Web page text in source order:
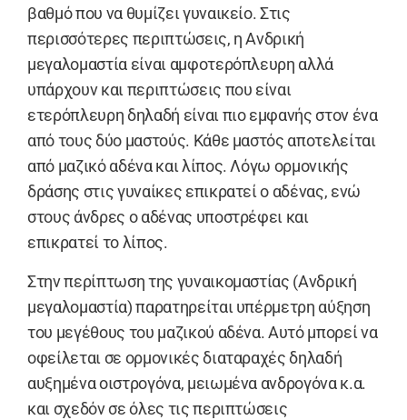
βαθμό που να θυμίζει γυναικείο. Στις
περισσότερες περιπτώσεις, η Aνδρική
μεγαλομαστία είναι αμφοτερόπλευρη αλλά
υπάρχουν και περιπτώσεις που είναι
ετερόπλευρη δηλαδή είναι πιο εμφανής στον ένα
από τους δύο μαστούς. Κάθε μαστός αποτελείται
από μαζικό αδένα και λίπος. Λόγω ορμονικής
δράσης στις γυναίκες επικρατεί ο αδένας, ενώ
στους άνδρες ο αδένας υποστρέφει και
επικρατεί το λίπος.
Στην περίπτωση της γυναικομαστίας (Aνδρική
μεγαλομαστία) παρατηρείται υπέρμετρη αύξηση
του μεγέθους του μαζικού αδένα. Αυτό μπορεί να
οφείλεται σε ορμονικές διαταραχές δηλαδή
αυξημένα οιστρογόνα, μειωμένα ανδρογόνα κ.α.
και σχεδόν σε όλες τις περιπτώσεις